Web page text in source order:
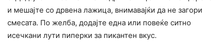
и мешајте со дрвена лажица, внимавајќи да не загори
смесата. По желба, додајте една или повеќе ситно
исечкани лути пиперки за пикантен вкус.